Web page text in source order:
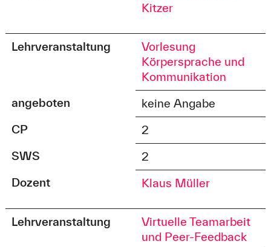
Kitzer
Lehrveranstaltung
Vorlesung
Körpersprache und
Kommunikation
angeboten
keine Angabe
CP
2
SWS
2
Dozent
Klaus Müller
Lehrveranstaltung
Virtuelle Teamarbeit
und Peer-Feedback